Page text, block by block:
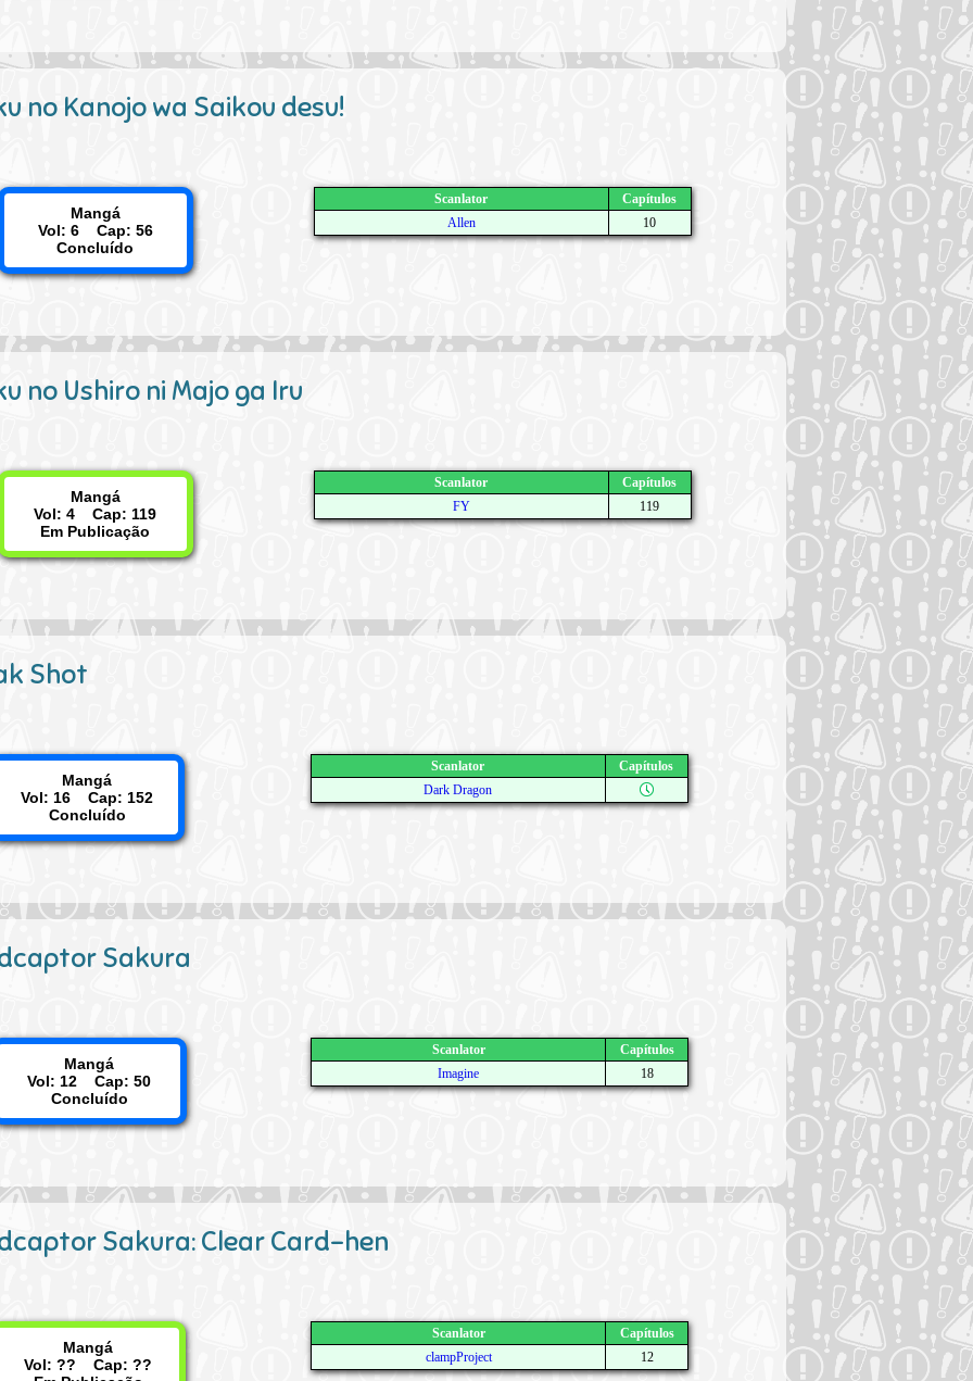
no Kanojo wa Saikou desu!
Mangá
Vol: 6 Cap: 56
Concluído
Scanlator
Capítulos
Allen
10
no Ushiro ni Majo ga Iru
Mangá
Vol: 4 Cap: 119
Em Publicação
Scanlator
Capítulos
FY
119
Shot
Mangá
Vol: 16 Cap: 152
Concluído
Scanlator
Capítulos
Dark Dragon
Sakura
Mangá
Vol: 12 Cap: 50
Concluído
Scanlator
Capítulos
Imagine
18
Sakura: Clear Card-hen
Mangá
Vol: ?? Cap: ??
Scanlator
Capítulos
clampProject
12